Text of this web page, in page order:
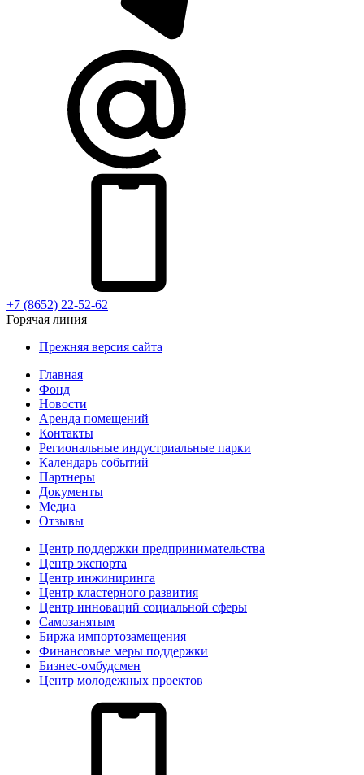
+7 (8652) 22-52-62
Горячая линия
Прежняя версия сайта
Главная
Фонд
Новости
Аренда помещений
Контакты
Региональные индустриальные парки
Календарь событий
Партнеры
Документы
Медиа
Отзывы
Центр поддержки предпринимательства
Центр экспорта
Центр инжиниринга
Центр кластерного развития
Центр инноваций социальной сферы
Cамозанятым
Биржа импортозамещения
Финансовые меры поддержки
Бизнес-омбудсмен
Центр молодежных проектов